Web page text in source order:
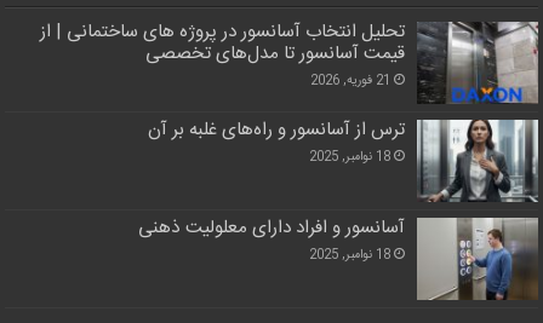
تحلیل انتخاب آسانسور در پروژه‌ های ساختمانی | از
قیمت آسانسور تا مدل‌های تخصصی
21 فوریه, 2026
ترس از آسانسور و راه‌های غلبه بر آن
18 نوامبر, 2025
آسانسور و افراد دارای معلولیت ذهنی
18 نوامبر, 2025